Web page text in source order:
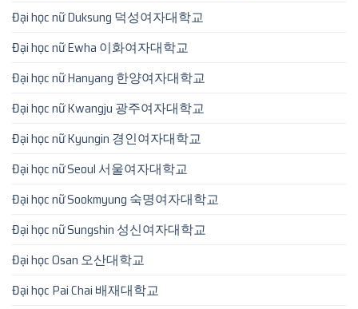
Đại học nữ Duksung 덕성여자대학교
Đại học nữ Ewha 이화여자대학교
Đại học nữ Hanyang 한양여자대학교
Đại học nữ Kwangju 광주여자대학교
Đại học nữ Kyungin 경인여자대학교
Đại học nữ Seoul 서울여자대학교
Đại học nữ Sookmyung 숙명여자대학교
Đại học nữ Sungshin 성신여자대학교
Đại học Osan 오산대학교
Đại học Pai Chai 배재대학교